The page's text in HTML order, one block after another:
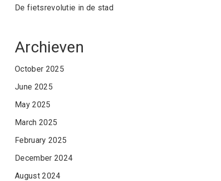
De fietsrevolutie in de stad
Archieven
October 2025
June 2025
May 2025
March 2025
February 2025
December 2024
August 2024